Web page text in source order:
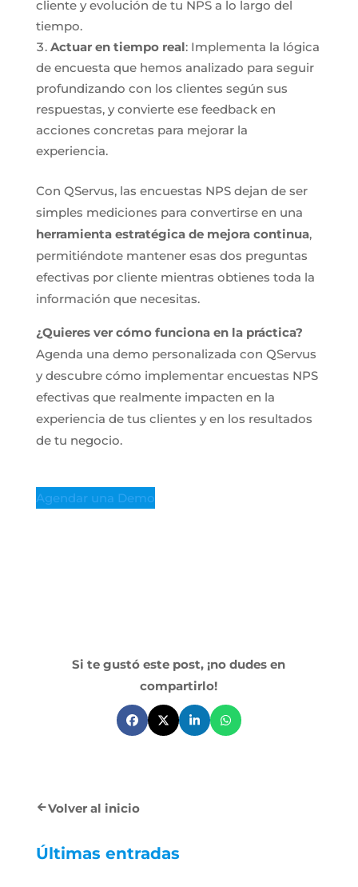
cliente y evolución de tu NPS a lo largo del
tiempo.
Actuar en tiempo real: Implementa la lógica
de encuesta que hemos analizado para seguir
profundizando con los clientes según sus
respuestas, y convierte ese feedback en
acciones concretas para mejorar la
experiencia.
Con QServus, las encuestas NPS dejan de ser
simples mediciones para convertirse en una
herramienta estratégica de mejora continua,
permitiéndote mantener esas dos preguntas
efectivas por cliente mientras obtienes toda la
información que necesitas.
¿Quieres ver cómo funciona en la práctica?
Agenda una demo personalizada con QServus
y descubre cómo implementar encuestas NPS
efectivas que realmente impacten en la
experiencia de tus clientes y en los resultados
de tu negocio.
Agendar una Demo
Si te gustó este post, ¡no dudes en
compartirlo!
Volver al inicio
Últimas entradas